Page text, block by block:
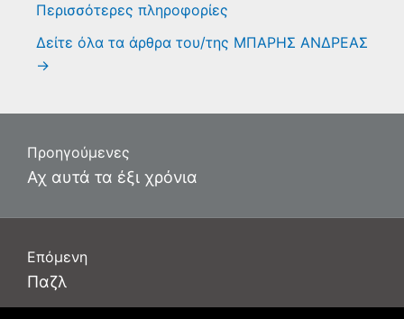
Περισσότερες πληροφορίες
Δείτε όλα τα άρθρα του/της ΜΠΑΡΗΣ ΑΝΔΡΕΑΣ
→
άρθρων
Προηγούμενες
Προηγούμενο
Αχ αυτά τα έξι χρόνια
Επόμενη
Επόμενο
άρθρο:
Παζλ